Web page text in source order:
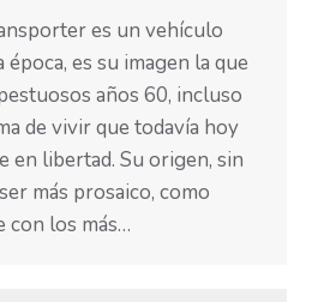
es un vehículo
es su imagen la que
años 60, incluso
de vivir que todavía hoy
en libertad. Su origen, sin
más prosaico, como
con los más…